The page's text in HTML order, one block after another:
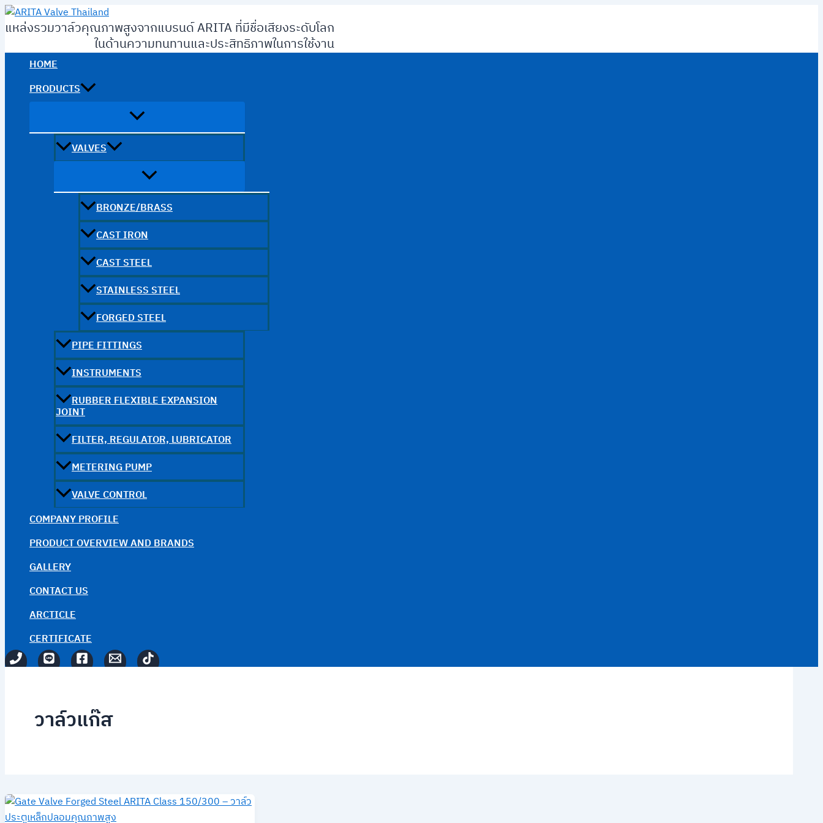
Skip
to
แหล่งรวมวาล์วคุณภาพสูงจากแบรนด์ ARITA ที่มีชื่อเสียงระดับโลก
ในด้านความทนทานและประสิทธิภาพในการใช้งาน
HOME
PRODUCTS
VALVES
BRONZE/BRASS
CAST IRON
CAST STEEL
STAINLESS STEEL
FORGED STEEL
PIPE FITTINGS
INSTRUMENTS
RUBBER FLEXIBLE EXPANSION
JOINT
FILTER, REGULATOR, LUBRICATOR
METERING PUMP
VALVE CONTROL
COMPANY PROFILE
PRODUCT OVERVIEW AND BRANDS
GALLERY
CONTACT US
ARCTICLE
CERTIFICATE
วาล์วแก๊ส